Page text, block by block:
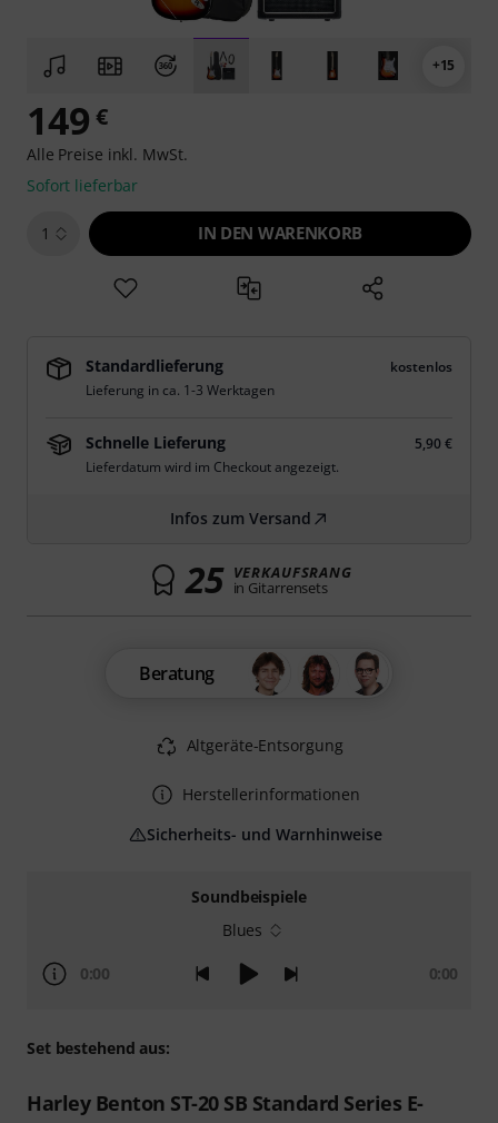
+15
Soundbeispiele
Blues
0:00 0:00
Set bestehend aus:
Harley Benton ST-20 SB Standard Series E-
149 €
Alle Preise inkl. MwSt.
Sofort lieferbar
1 IN DEN WARENKORB
Standardlieferung
kostenlos
Lieferung in ca. 1-3 Werktagen
Schnelle Lieferung
5,90 €
Lieferdatum wird im Checkout angezeigt.
Infos zum Versand
25 VERKAUFSRANG
in Gitarrensets
Beratung
Altgeräte-Entsorgung
Herstellerinformationen
Sicherheits- und Warnhinweise